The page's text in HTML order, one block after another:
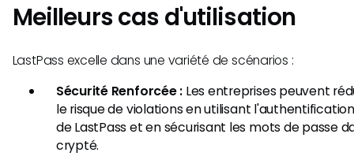
Meilleurs cas d'utilisation
LastPass excelle dans une variété de scénarios :
Sécurité Renforcée : Les entreprises peuvent
le risque de violations en utilisant
de LastPass et en sécurisant les mots de passe
crypté.